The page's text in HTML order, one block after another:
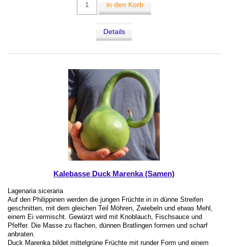
in den Korb
Details
Kalebasse Duck Marenka (Samen)
Lagenaria siceraria
Auf den Philippinen werden die jungen Früchte in in dünne Streifen
geschnitten, mit dem gleichen Teil Möhren, Zwiebeln und etwas Mehl,
einem Ei vermischt. Gewürzt wird mit Knoblauch, Fischsauce und
Pfeffer. Die Masse zu flachen, dünnen Bratlingen formen und scharf
anbraten.
Duck Marenka bildet mittelgrüne Früchte mit runder Form und einem